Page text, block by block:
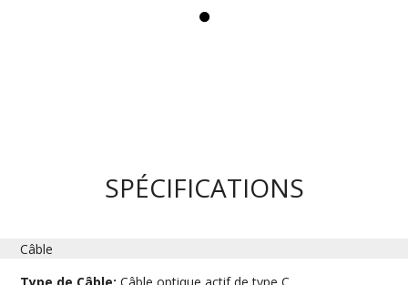
SPÉCIFICATIONS
Câble